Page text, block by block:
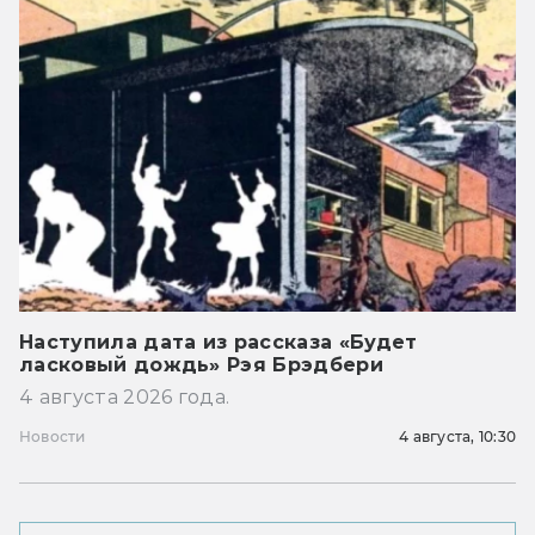
Наступила дата из рассказа «Будет
ласковый дождь» Рэя Брэдбери
4 августа 2026 года.
Новости 4 августа, 10:30